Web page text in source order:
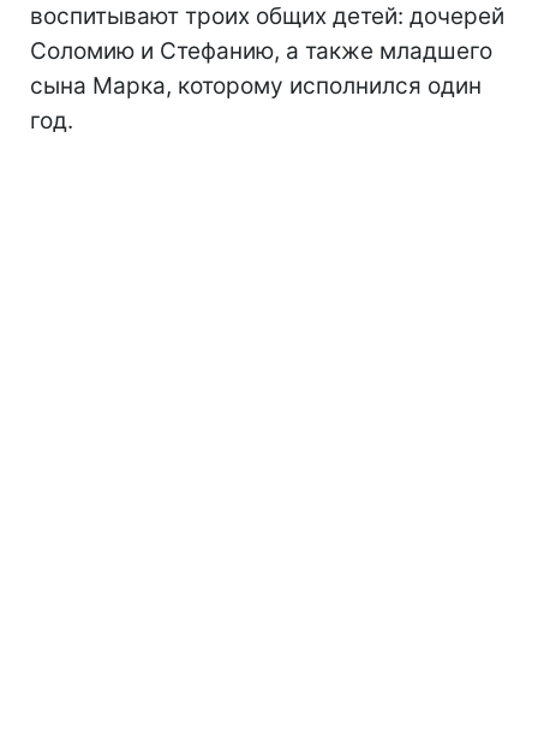
воспитывают троих общих детей: дочерей
Соломию и Стефанию, а также младшего
сына Марка, которому исполнился один
год.